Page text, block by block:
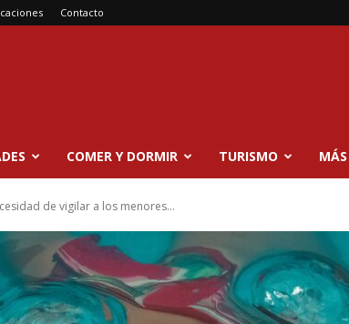
Contacto
COMER Y DORMIR TURISMO MÁS
de vigilar a los menores...